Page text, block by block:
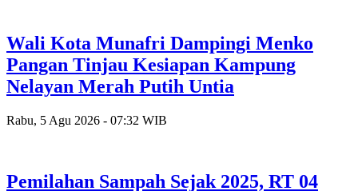
Wali Kota Munafri Dampingi Menko
Pangan Tinjau Kesiapan Kampung
Nelayan Merah Putih Untia
Rabu, 5 Agu 2026 - 07:32 WIB
Pemilahan Sampah Sejak 2025, RT 04